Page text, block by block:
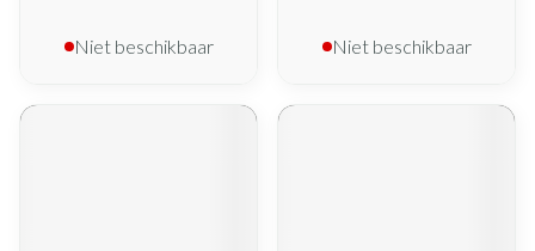
Niet beschikbaar Niet beschikbaar